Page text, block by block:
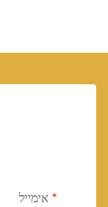
אימייל